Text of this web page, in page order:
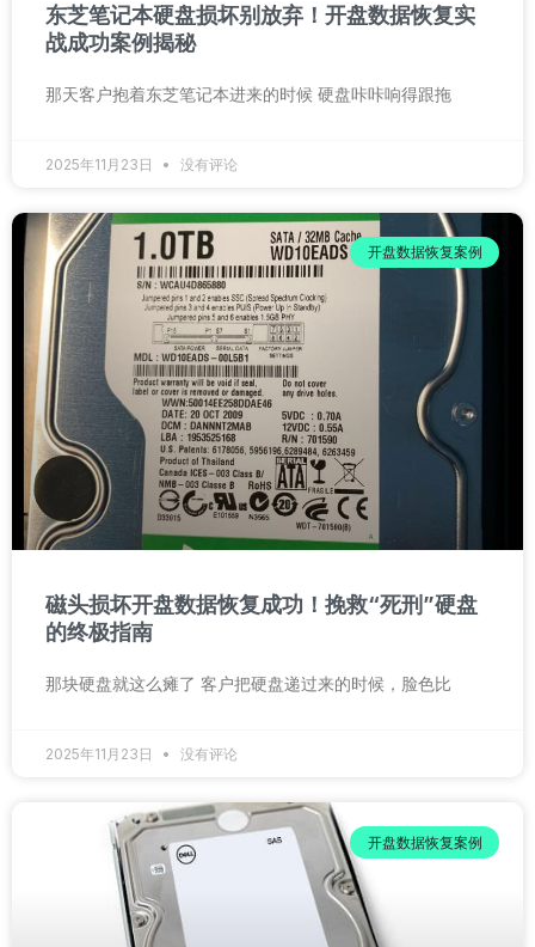
东芝笔记本硬盘损坏别放弃！开盘数据恢复实
战成功案例揭秘
那天客户抱着东芝笔记本进来的时候 硬盘咔咔响得跟拖
2025年11月23日 没有评论
开盘数据恢复案例
磁头损坏开盘数据恢复成功！挽救“死刑”硬盘
的终极指南
那块硬盘就这么瘫了 客户把硬盘递过来的时候，脸色比
2025年11月23日 没有评论
开盘数据恢复案例